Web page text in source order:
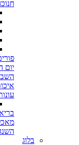
יום
בלוג